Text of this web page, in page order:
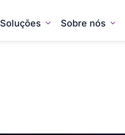
Soluções Sobre nós